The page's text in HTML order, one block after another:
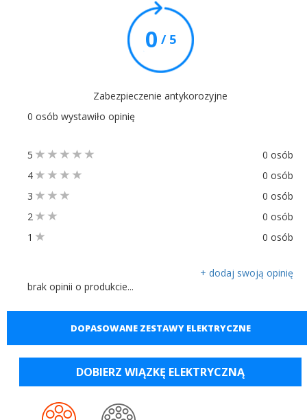
0 / 5
Zabezpieczenie antykorozyjne
0 osób wystawiło opinię
5
0 osób
4
0 osób
3
0 osób
2
0 osób
1
0 osób
+ dodaj swoją opinię
brak opinii o produkcie...
DOPASOWANE ZESTAWY ELEKTRYCZNE
DOBIERZ WIĄZKĘ ELEKTRYCZNĄ